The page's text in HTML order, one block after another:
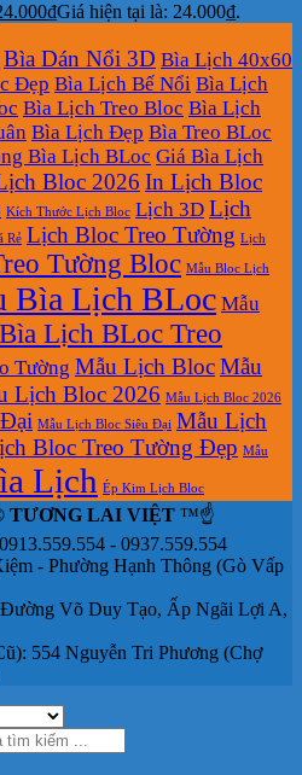
₫Giá hiện tại là: 24.000₫.
Bìa Dán Nổi 3D Bìa Lịch 40x60
Đẹp Bìa Lịch Bế Nổi Bìa Lịch
Bìa Lịch Treo Bloc Bìa Lịch
Bìa Lịch Đẹp Bìa Treo BLoc
Bìa Lịch BLoc Giá Bìa Lịch
Bloc 2026 In Lịch Bloc
Kích Thước Lịch Bloc Lịch 3D Lịch
Rẻ Lịch Bloc Treo Tường Lịch
Tường Bloc Mẫu Bloc Lịch
Bìa Lịch BLoc Mẫu
Lịch BLoc Treo
Tường Mẫu Lịch BlocMẫu
Lịch Bloc 2026 Mẫu Lịch Bloc 2026
Mẫu Lịch Bloc Siêu Đại Mẫu Lịch
Bloc Treo Tường Đẹp Mẫu
Lịch Ép Kim Lịch Bloc
TƯƠNG LAI VIỆT ™☝️
- 0937.559.554
- Phường Hạnh Thông (Gò Vấp
Võ Duy Tạo, Ấp Ngãi Lợi A,
554 Nguyễn Tri Phương (Chợ